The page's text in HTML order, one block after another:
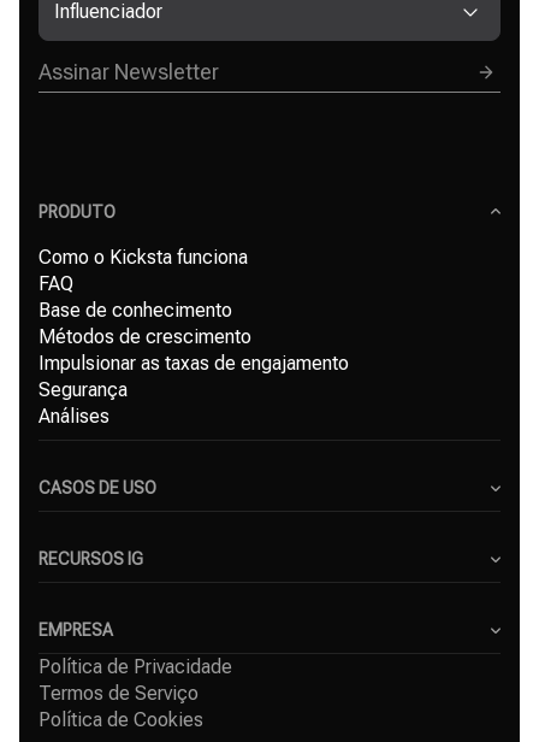
Influenciador
PRODUTO
Como o Kicksta funciona
FAQ
Base de conhecimento
Métodos de crescimento
Impulsionar as taxas de engajamento
Segurança
Análises
CASOS DE USO
Pequenas Empresas
Freelancers
RECURSOS IG
Gerador de Hashtags para Instagram
Serviço de crescimento no Instagram
Crescimento orgânico no Instagram
Seguidores grátis no Instagram
EMPRESA
Sobre Nós
Casos de Sucesso
Contacto
Política de Privacidade
Termos de Serviço
Política de Cookies